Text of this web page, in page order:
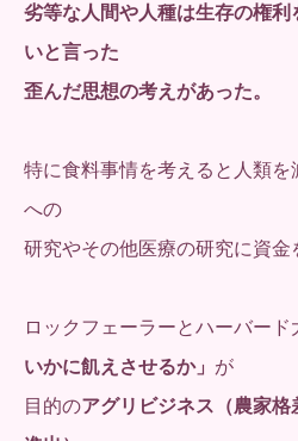
劣等な人間や人種は生存の権
いと言った
歪んだ思想の考えがあった。
特に食料事情を考えると人類
への
研究やその他医療の研究に資金
ロックフェーラーとハーバード
いかに飢えさせるか」 が
目的のアグリビジネス（農家